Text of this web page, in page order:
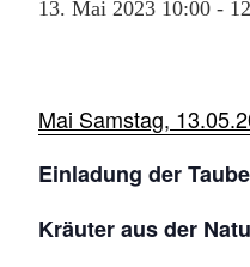
13. Mai 2023 10:00 -
Mai Samstag,
Einladung der
Kräuter aus der